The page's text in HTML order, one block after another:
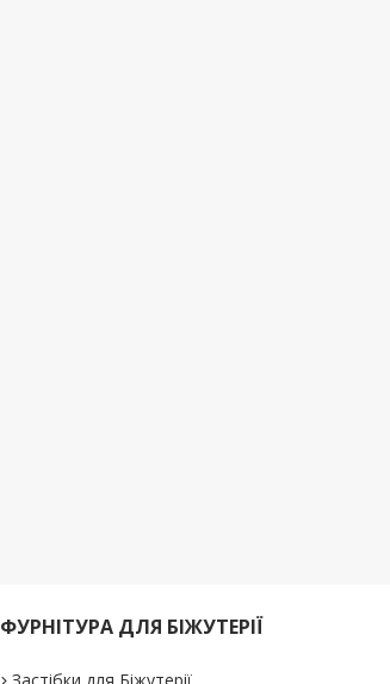
ФУРНІТУРА ДЛЯ БІЖУТЕРІЇ